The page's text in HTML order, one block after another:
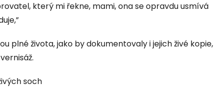
který mi řekne, mami, ona se opravdu usmívá
plné života, jako by dokumentovaly i jejich živé kopie,
soch